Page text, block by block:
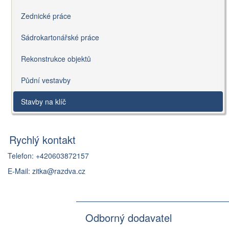
Zednické práce
Sádrokartonářské práce
Rekonstrukce objektů
Půdní vestavby
Stavby na klíč
Rychlý kontakt
Telefon: +420603872157
E-Mail: zitka@razdva.cz
Odborný dodavatel